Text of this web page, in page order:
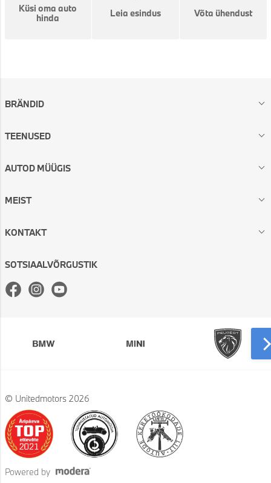
Küsi oma auto
hinda
Leia esindus Võta ühendust
BRÄNDID
TEENUSED
AUTOD MÜÜGIS
MEIST
KONTAKT
SOTSIAALVÕRGUSTIK
Facebook
Instagram
© Unitedmotors 2026
Powered by